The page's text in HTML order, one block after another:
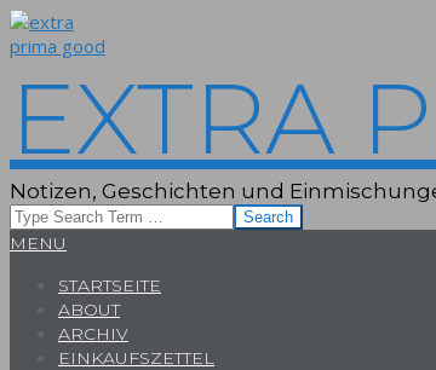
Skip
to
EXTRA
Notizen, Geschichten und
Search
Primary
MENU
STARTSEITE
ABOUT
ARCHIV
EINKAUFSZETTEL